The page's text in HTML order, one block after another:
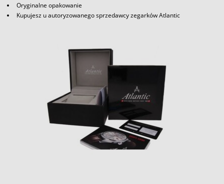
Oryginalne opakowanie
Kupujesz u autoryzowanego sprzedawcy zegarków Atlantic